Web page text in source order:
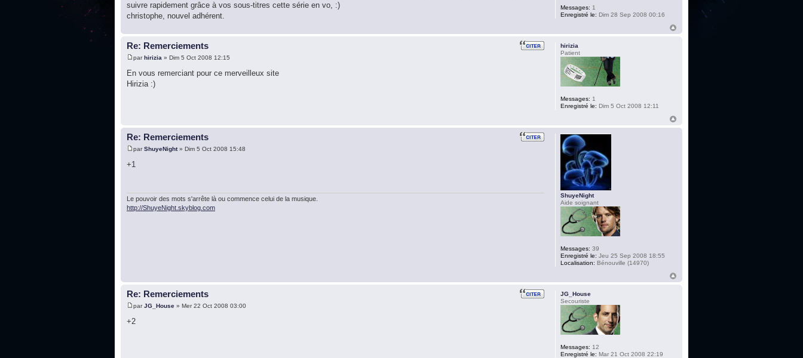
suivre rapidement grâce à vos sous-titres cette série en vo, :)
christophe, nouvel adhérent.
Messages: 1
Enregistré le: Dim 28 Sep 2008 00:16
Re: Remerciements
parhirizia » Dim 5 Oct 2008 12:15
En vous remerciant pour ce merveilleux site
Hirizia :)
hirizia
Patient
Messages: 1
Enregistré le: Dim 5 Oct 2008 12:11
Re: Remerciements
parShuyeNight» Dim 5 Oct 2008 15:48
+1
Le pouvoir des mots s'arrête là ou commence celui de la musique.
http://ShuyeNight.skyblog.com
ShuyeNight
Aide soignant
Messages: 39
Enregistré le: Jeu 25 Sep 2008 18:55
Localisation: Bénouville (14970)
Re: Remerciements
parJG_House » Mer 22 Oct 2008 03:00
+2
JG_House
Secouriste
Messages: 12
Enregistré le: Mar 21 Oct 2008 22:19